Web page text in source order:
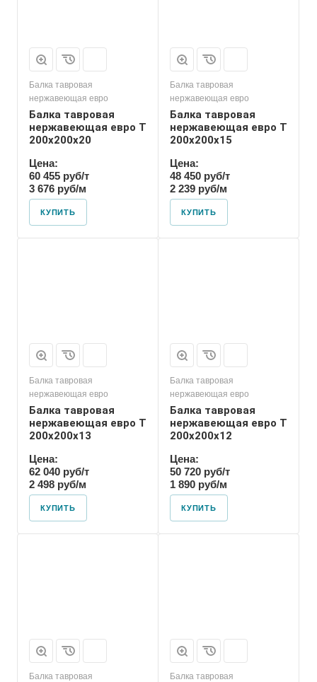
Балка тавровая
нержавеющая евро
Балка тавровая
нержавеющая евро T
200х200х20
Цена:
60 455 руб/т
3 676 руб/м
КУПИТЬ
Балка тавровая
нержавеющая евро
Балка тавровая
нержавеющая евро T
200х200х15
Цена:
48 450 руб/т
2 239 руб/м
КУПИТЬ
Балка тавровая
нержавеющая евро
Балка тавровая
нержавеющая евро T
200х200х13
Цена:
62 040 руб/т
2 498 руб/м
КУПИТЬ
Балка тавровая
нержавеющая евро
Балка тавровая
нержавеющая евро T
200х200х12
Цена:
50 720 руб/т
1 890 руб/м
КУПИТЬ
Балка тавровая
Балка тавровая